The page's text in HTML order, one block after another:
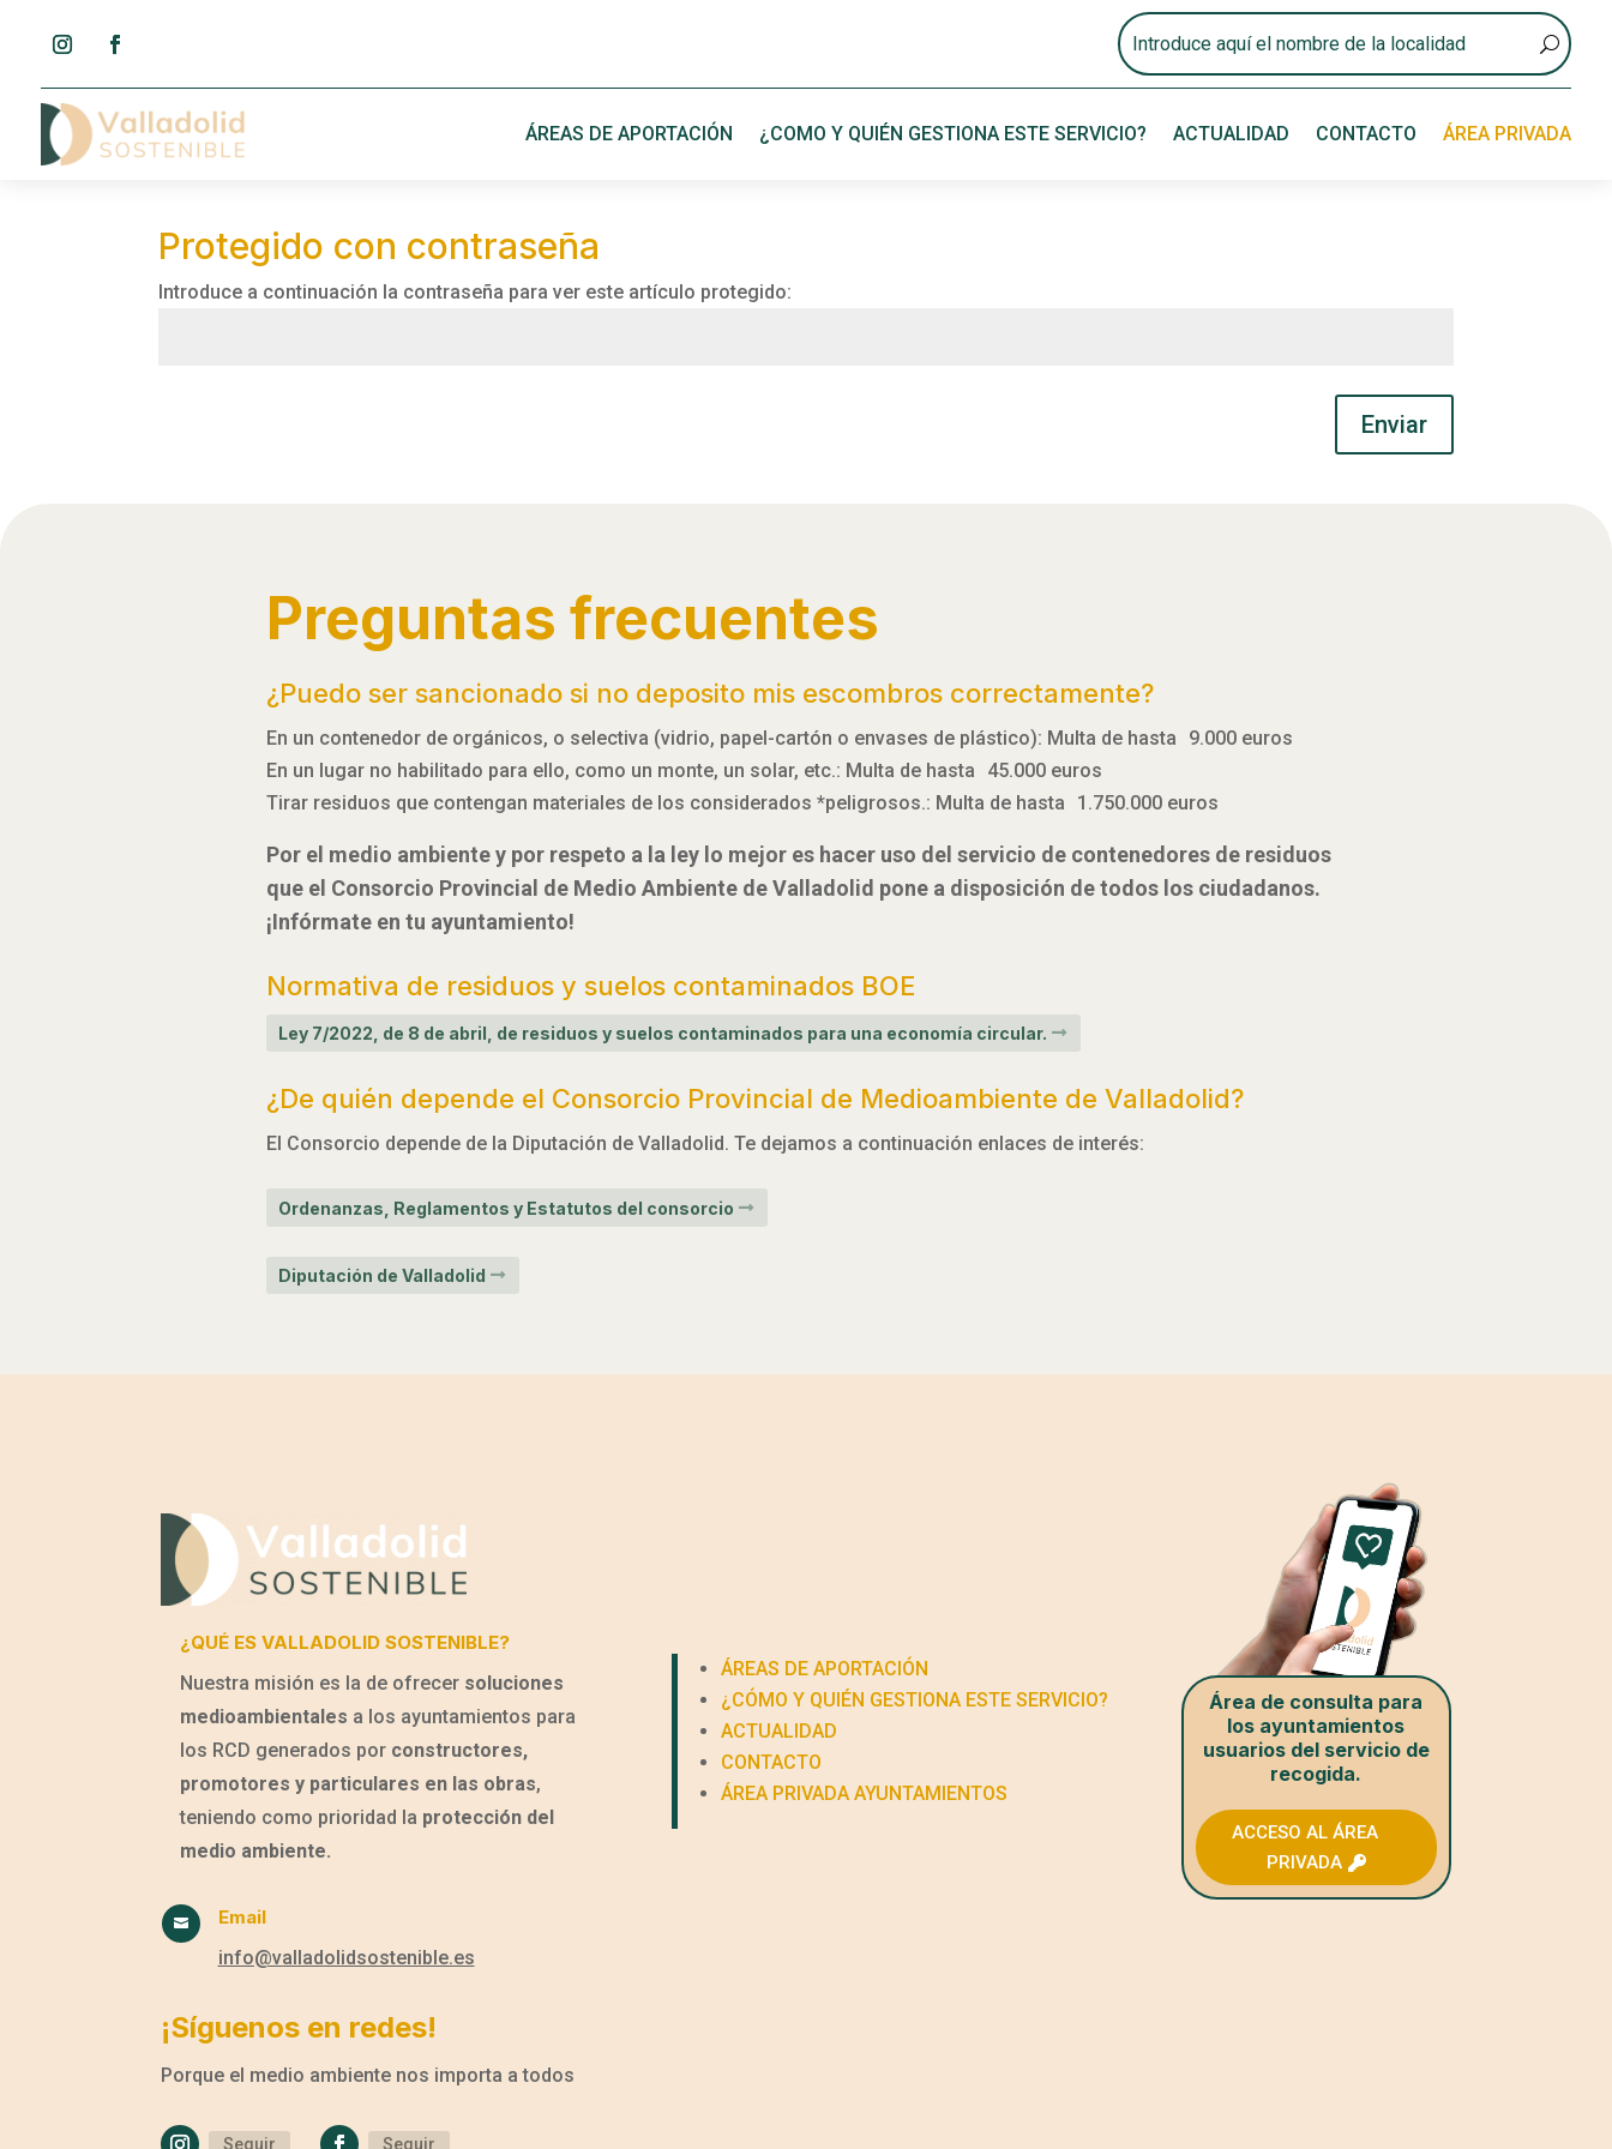
ÁREAS DE APORTACIÓN ¿COMO Y QUIÉN GESTIONA ESTE SERVICIO? ACTUALIDAD CONTACTO ÁREA PRIVADA
Protegido con contraseña
Introduce a continuación la contraseña para ver este artículo protegido:
Enviar
Preguntas frecuentes
¿Puedo ser sancionado si no deposito mis escombros correctamente?
En un contenedor de orgánicos, o selectiva (vidrio, papel-cartón o envases de plástico): Multa de hasta 9.000 euros
En un lugar no habilitado para ello, como un monte, un solar, etc.: Multa de hasta 45.000 euros
Tirar residuos que contengan materiales de los considerados *peligrosos.: Multa de hasta 1.750.000 euros
Por el medio ambiente y por respeto a la ley lo mejor es hacer uso del servicio de contenedores de residuos
que el Consorcio Provincial de Medio Ambiente de Valladolid pone a disposición de todos los ciudadanos.
¡Infórmate en tu ayuntamiento!
Normativa de residuos y suelos contaminados BOE
Ley 7/2022, de 8 de abril, de residuos y suelos contaminados para una economía circular.
¿De quién depende el Consorcio Provincial de Medioambiente de Valladolid?
El Consorcio depende de la Diputación de Valladolid. Te dejamos a continuación enlaces de interés:
Ordenanzas, Reglamentos y Estatutos del consorcio
Diputación de Valladolid
¿QUÉ ES VALLADOLID SOSTENIBLE?
Nuestra misión es la de ofrecer soluciones
medioambientales a los ayuntamientos para
los RCD generados por constructores,
promotores y particulares en las obras,
teniendo como prioridad la protección del
medio ambiente.

Email
info@valladolidsostenible.es
¡Síguenos en redes!
Porque el medio ambiente nos importa a todos
Seguir Seguir
ÁREAS DE APORTACIÓN
¿CÓMO Y QUIÉN GESTIONA ESTE SERVICIO?
ACTUALIDAD
CONTACTO
ÁREA PRIVADA AYUNTAMIENTOS
Área de consulta para
los ayuntamientos
usuarios del servicio de
recogida.
ACCESO AL ÁREA
PRIVADA